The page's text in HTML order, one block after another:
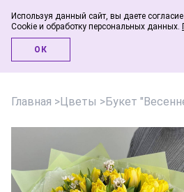
Главная >Цветы >Букет
Используя данный сайт, вы даете
Cookie и обработку персональных данных.
ОК